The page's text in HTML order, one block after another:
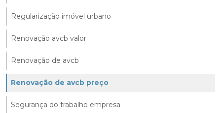
Regularização imóvel urbano
Renovação avcb valor
Renovação de avcb
Renovação de avcb preço
Segurança do trabalho empresa